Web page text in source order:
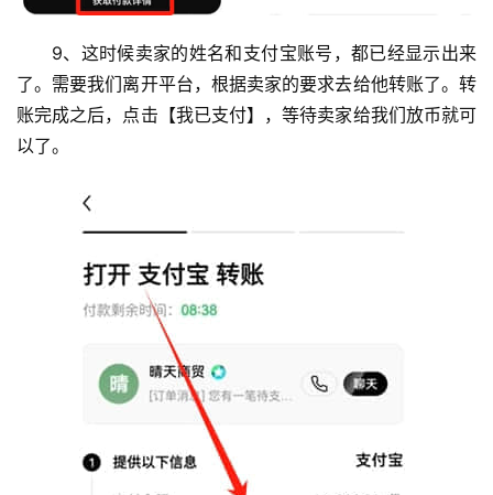
9、这时候卖家的姓名和支付宝账号，都已经显示出来
了。需要我们离开平台，根据卖家的要求去给他转账了。转
账完成之后，点击【我已支付】，等待卖家给我们放币就可
以了。